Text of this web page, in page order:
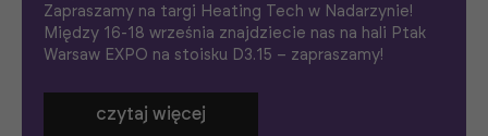
Zapraszamy na targi Heating Tech w Nadarzynie!
Między 16-18 września znajdziecie nas na hali Ptak
Warsaw EXPO na stoisku D3.15 – zapraszamy!
czytaj więcej